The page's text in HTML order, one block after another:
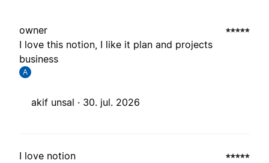
owner
I love this notion, I like it plan and projects
business
A
akif unsal · 30. jul. 2026
I love notion